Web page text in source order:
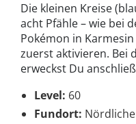
Die kleinen Kreise
acht Pfähle – wie bei
Pokémon in
zuerst aktivieren. Bei
erweckst Du
Level: 60
Fundort: